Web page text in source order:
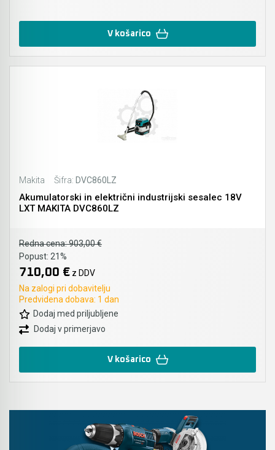
V košarico
Makita Šifra: DVC860LZ
Akumulatorski in električni industrijski sesalec 18V
LXT MAKITA DVC860LZ
Redna cena:903,00 €
Popust: 21%
710,00 € z DDV
Na zalogi pri dobavitelju
Predvidena dobava: 1 dan
Dodaj med priljubljene
Dodaj v primerjavo
V košarico